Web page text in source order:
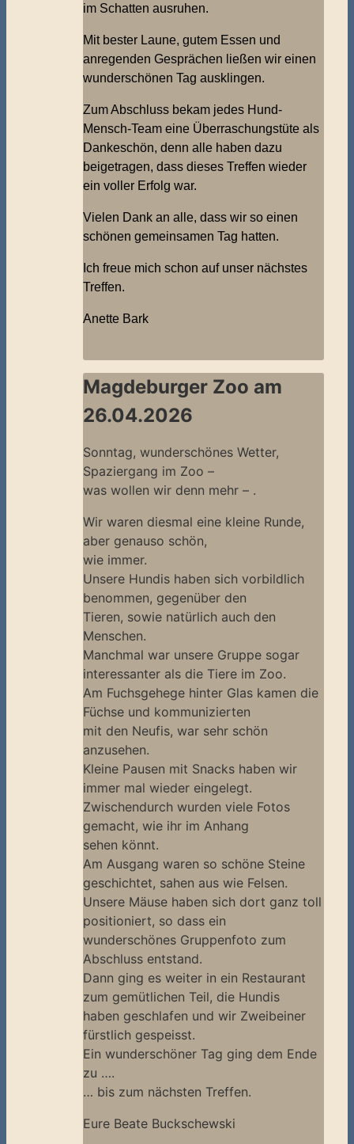
im Schatten ausruhen.
Mit bester Laune, gutem Essen und
anregenden Gesprächen ließen wir einen
wunderschönen Tag ausklingen.
Zum Abschluss bekam jedes Hund-
Mensch-Team eine Überraschungstüte als
Dankeschön, denn alle haben dazu
beigetragen, dass dieses Treffen wieder
ein voller Erfolg war.
Vielen Dank an alle, dass wir so einen
schönen gemeinsamen Tag hatten.
Ich freue mich schon auf unser nächstes
Treffen.
Anette Bark
Magdeburger Zoo am
26.04.2026
Sonntag, wunderschönes Wetter,
Spaziergang im Zoo –
was wollen wir denn mehr – .
Wir waren diesmal eine kleine Runde,
aber genauso schön,
wie immer.
Unsere Hundis haben sich vorbildlich
benommen, gegenüber den
Tieren, sowie natürlich auch den
Menschen.
Manchmal war unsere Gruppe sogar
interessanter als die Tiere im Zoo.
Am Fuchsgehege hinter Glas kamen die
Füchse und kommunizierten
mit den Neufis, war sehr schön
anzusehen.
Kleine Pausen mit Snacks haben wir
immer mal wieder eingelegt.
Zwischendurch wurden viele Fotos
gemacht, wie ihr im Anhang
sehen könnt.
Am Ausgang waren so schöne Steine
geschichtet, sahen aus wie Felsen.
Unsere Mäuse haben sich dort ganz toll
positioniert, so dass ein
wunderschönes Gruppenfoto zum
Abschluss entstand.
Dann ging es weiter in ein Restaurant
zum gemütlichen Teil, die Hundis
haben geschlafen und wir Zweibeiner
fürstlich gespeisst.
Ein wunderschöner Tag ging dem Ende
zu ….
… bis zum nächsten Treffen.
Eure Beate Buckschewski